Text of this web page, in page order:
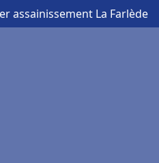
assainissement La Farlède